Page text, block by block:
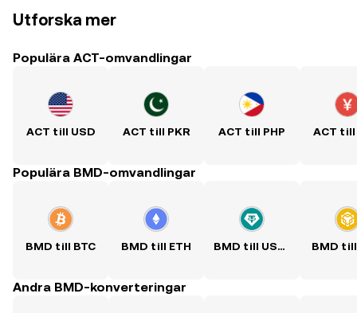
Utforska mer
Populära ACT-omvandlingar
ACT till USD ACT till PKR ACT till PHP ACT till
Populära BMD-omvandlingar
BMD till BTC BMD till ETH BMD till USDT BMD
Andra BMD-konverteringar